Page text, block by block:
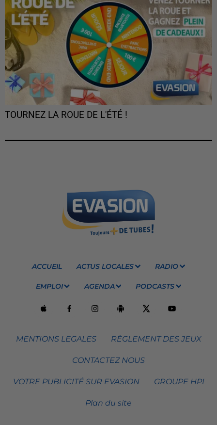
TOURNEZ LA ROUE DE L'ÉTÉ !
ACCUEIL ACTUS LOCALES RADIO
EMPLOI AGENDA PODCASTS
MENTIONS LEGALES RÈGLEMENT DES JEUX
CONTACTEZ NOUS
VOTRE PUBLICITÉ SUR EVASION GROUPE HPI
Plan du site